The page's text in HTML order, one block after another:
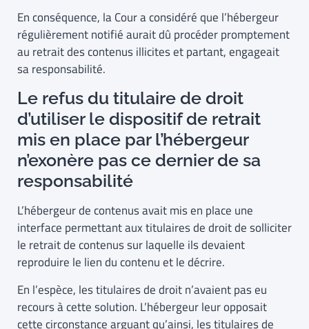
En conséquence, la Cour a considéré que l’hébergeur
régulièrement notifié aurait dû procéder promptement
au retrait des contenus illicites et partant, engageait
sa responsabilité.
Le refus du titulaire de droit
d’utiliser le dispositif de retrait
mis en place par l’hébergeur
n’exonère pas ce dernier de sa
responsabilité
L’hébergeur de contenus avait mis en place une
interface permettant aux titulaires de droit de solliciter
le retrait de contenus sur laquelle ils devaient
reproduire le lien du contenu et le décrire.
En l’espèce, les titulaires de droit n’avaient pas eu
recours à cette solution. L’hébergeur leur opposait
cette circonstance arguant qu’ainsi, les titulaires de